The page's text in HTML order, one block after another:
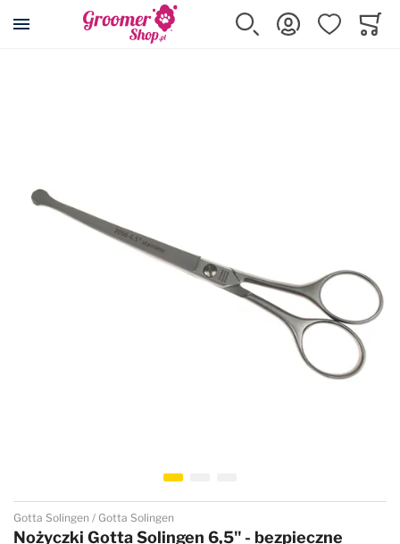
Przejdź na stronę główną
Szukaj Zaloguj sięUlubione
Przejdź na początek galerii
Gotta Solingen Gotta Solingen
Nożyczki Gotta Solingen 6,5" - bezpieczne